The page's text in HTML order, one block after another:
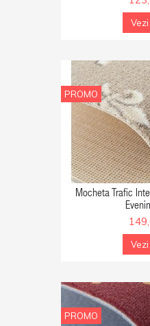
PROMO
Mocheta Trafic
PROMO